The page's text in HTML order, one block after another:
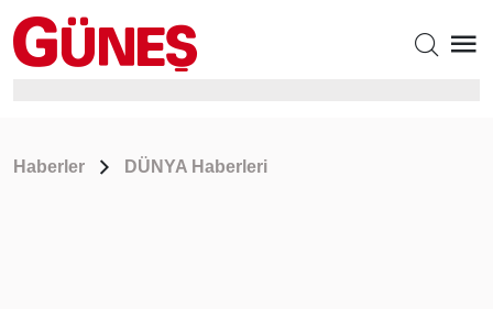
Haberler DÜNYA Haberleri